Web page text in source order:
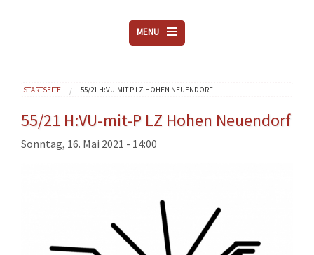
MENU
VEREINE
AKTUELLES
DOWNLOADS
EINSÄTZE
Sie sind hier
STARTSEITE 55/21 H:VU-MIT-P LZ HOHEN NEUENDORF
55/21 H:VU-mit-P LZ Hohen Neuendorf
Sonntag, 16. Mai 2021 - 14:00